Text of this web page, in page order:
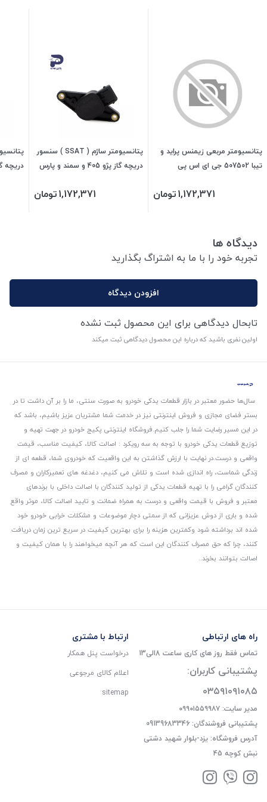
پتانسیومتر مربعی زیمنس پراید و
تیبا 507502 جی ای اس پی
1,172,371تومان
پتانسیومتر ساژم ( SSAT ) سنسور
دریچه گاز پژو 405 و سمند و پارس
1,172,371تومان
دیدگاه ها
تجربه خود را با ما به اشتراگ بگذارید
افزودن دیدگاه
تابحال دیدگاهی برای این محصول ثبت نشده
اولین نفری باشید که درباره این محصول دیدگاهی ثبت میکند
سال‌ها حضور معتبر در بازار قطعات یدکی خودرو به صورت سنتی، ما را بر آن داشت تا در
بستر فضای مجازی و فروش اینترنتی نیز در خدمت شما مشتریان عزیز باشیم، باشد که
در این مسیر رضایت شما را جلب کنیم.فروشگاه اینترنتی پکیج خودرو در جهت تهیه و
توزیع قطعات یدکی خودرو با توجه به سه رویکرد : اصالت کالا، کیفیت مناسب، قیمت
واقعی و درست.در نهایت با ارزش گذاشتن به این واقعیت که خودروی شما، قطعه ای از
زندگی شماست، راه اندازی شده است و تلاش می کنیم، دغدغه های تعمیرکاران و مصرف
کنندگان گرامی را با تهیه قطعات یدکی از تولید کنندگان با اصالت داخلی با برندهای
معتبر و فروش با قیمت واقعی و درست به همراه ضمانت و تایید اصالت کالا، موثر واقع
شده و باری از دوش عزیزانی که از سمتی دچار موضوعات و مشکلات خرابی خودرو خود
شده اند برداشته شود و‌کمترین هزینه را برای بهترین کیفیت در سریع ترین زمان دریافت
کنند، چرا که حق مصرف کنندگان این است که هر آنچه میخواهند را با همان کیفیت و
اصالت بتوانند بخرند..
راه های ارتباطی
تماس فقط روز های کاری ساعت 8الی13
پشتیبانی کاربران:
۰۳۵۹۱۰۹۱۰۸۵
مدیر سایت: ۰۹۹۰۱۵۵۹۹۸۷
پشتیبانی فروشندگان: 09139683346
آدرس فروشگاه: یزد-بلوار شهید دشتی
نبش کوچه 45
ارتباط با مشتری
درخواست پنل همکار
اعلام کالای مرجوعی
sitemap